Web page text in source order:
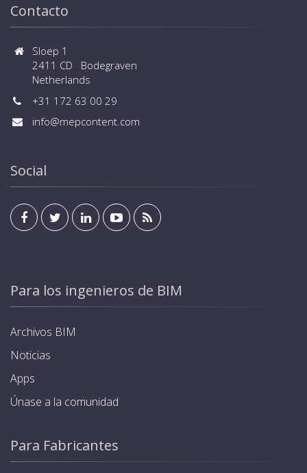
Contacto
Sloep 1
2411 CD Bodegraven
Netherlands
+31 172 63 00 29
info@mepcontent.com
Social
Para los ingenieros de BIM
Archivos BIM
Noticias
Apps
Únase a la comunidad
Para Fabricantes